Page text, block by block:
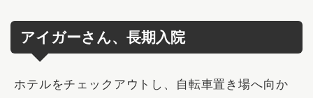
アイガーさん、長期入院
ホテルをチェックアウトし、自転車置き場へ向か